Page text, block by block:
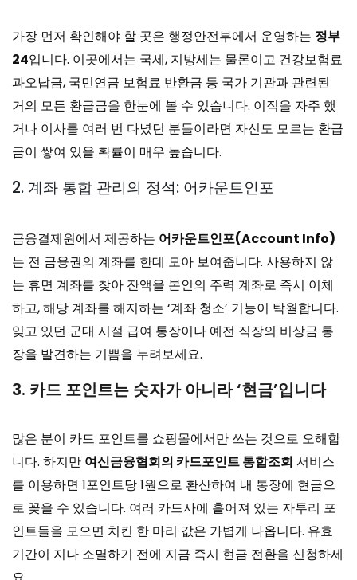
가장 먼저 확인해야 할 곳은 행정안전부에서 운영하는 정부
24입니다. 이곳에서는 국세, 지방세는 물론이고 건강보험료
과오납금, 국민연금 보험료 반환금 등 국가 기관과 관련된
거의 모든 환급금을 한눈에 볼 수 있습니다. 이직을 자주 했
거나 이사를 여러 번 다녔던 분들이라면 자신도 모르는 환급
금이 쌓여 있을 확률이 매우 높습니다.
2. 계좌 통합 관리의 정석: 어카운트인포
금융결제원에서 제공하는 어카운트인포(Account Info)
는 전 금융권의 계좌를 한데 모아 보여줍니다. 사용하지 않
는 휴면 계좌를 찾아 잔액을 본인의 주력 계좌로 즉시 이체
하고, 해당 계좌를 해지하는 ‘계좌 청소’ 기능이 탁월합니다.
잊고 있던 군대 시절 급여 통장이나 예전 직장의 비상금 통
장을 발견하는 기쁨을 누려보세요.
3. 카드 포인트는 숫자가 아니라 ‘현금’입니다
많은 분이 카드 포인트를 쇼핑몰에서만 쓰는 것으로 오해합
니다. 하지만 여신금융협회의 카드포인트 통합조회 서비스
를 이용하면 1포인트당 1원으로 환산하여 내 통장에 현금으
로 꽂을 수 있습니다. 여러 카드사에 흩어져 있는 자투리 포
인트들을 모으면 치킨 한 마리 값은 가볍게 나옵니다. 유효
기간이 지나 소멸하기 전에 지금 즉시 현금 전환을 신청하세